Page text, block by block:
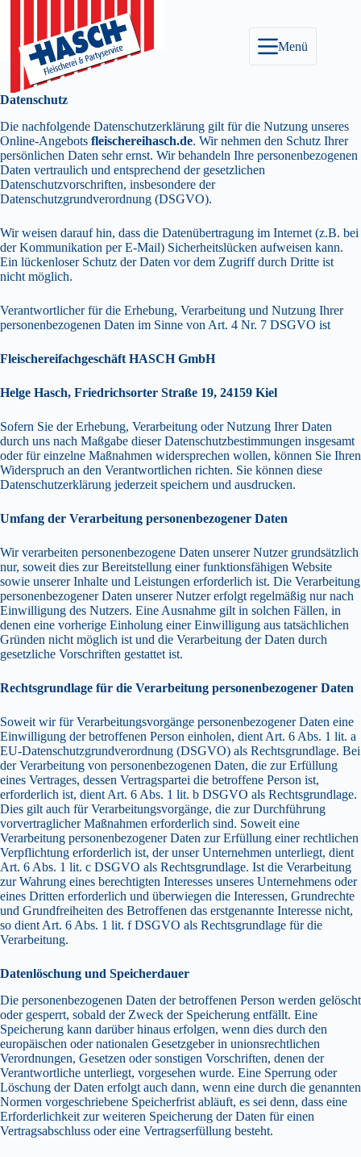
Menü
Datenschutz
Die nachfolgende Datenschutzerklärung gilt für die Nutzung unseres
Online-Angebots fleischereihasch.de. Wir nehmen den Schutz Ihrer
persönlichen Daten sehr ernst. Wir behandeln Ihre personenbezogenen
Daten vertraulich und entsprechend der gesetzlichen
Datenschutzvorschriften, insbesondere der
Datenschutzgrundverordnung (DSGVO).
Wir weisen darauf hin, dass die Datenübertragung im Internet (z.B. bei
der Kommunikation per E-Mail) Sicherheitslücken aufweisen kann.
Ein lückenloser Schutz der Daten vor dem Zugriff durch Dritte ist
nicht möglich.
Verantwortlicher für die Erhebung, Verarbeitung und Nutzung Ihrer
personenbezogenen Daten im Sinne von Art. 4 Nr. 7 DSGVO ist
Fleischereifachgeschäft HASCH GmbH
Helge Hasch, Friedrichsorter Straße 19, 24159 Kiel
Sofern Sie der Erhebung, Verarbeitung oder Nutzung Ihrer Daten
durch uns nach Maßgabe dieser Datenschutzbestimmungen insgesamt
oder für einzelne Maßnahmen widersprechen wollen, können Sie Ihren
Widerspruch an den Verantwortlichen richten. Sie können diese
Datenschutzerklärung jederzeit speichern und ausdrucken.
Umfang der Verarbeitung personenbezogener Daten
Wir verarbeiten personenbezogene Daten unserer Nutzer grundsätzlich
nur, soweit dies zur Bereitstellung einer funktionsfähigen Website
sowie unserer Inhalte und Leistungen erforderlich ist. Die Verarbeitung
personenbezogener Daten unserer Nutzer erfolgt regelmäßig nur nach
Einwilligung des Nutzers. Eine Ausnahme gilt in solchen Fällen, in
denen eine vorherige Einholung einer Einwilligung aus tatsächlichen
Gründen nicht möglich ist und die Verarbeitung der Daten durch
gesetzliche Vorschriften gestattet ist.
Rechtsgrundlage für die Verarbeitung personenbezogener Daten
Soweit wir für Verarbeitungsvorgänge personenbezogener Daten eine
Einwilligung der betroffenen Person einholen, dient Art. 6 Abs. 1 lit. a
EU-Datenschutzgrundverordnung (DSGVO) als Rechtsgrundlage. Bei
der Verarbeitung von personenbezogenen Daten, die zur Erfüllung
eines Vertrages, dessen Vertragspartei die betroffene Person ist,
erforderlich ist, dient Art. 6 Abs. 1 lit. b DSGVO als Rechtsgrundlage.
Dies gilt auch für Verarbeitungsvorgänge, die zur Durchführung
vorvertraglicher Maßnahmen erforderlich sind. Soweit eine
Verarbeitung personenbezogener Daten zur Erfüllung einer rechtlichen
Verpflichtung erforderlich ist, der unser Unternehmen unterliegt, dient
Art. 6 Abs. 1 lit. c DSGVO als Rechtsgrundlage. Ist die Verarbeitung
zur Wahrung eines berechtigten Interesses unseres Unternehmens oder
eines Dritten erforderlich und überwiegen die Interessen, Grundrechte
und Grundfreiheiten des Betroffenen das erstgenannte Interesse nicht,
so dient Art. 6 Abs. 1 lit. f DSGVO als Rechtsgrundlage für die
Verarbeitung.
Datenlöschung und Speicherdauer
Die personenbezogenen Daten der betroffenen Person werden gelöscht
oder gesperrt, sobald der Zweck der Speicherung entfällt. Eine
Speicherung kann darüber hinaus erfolgen, wenn dies durch den
europäischen oder nationalen Gesetzgeber in unionsrechtlichen
Verordnungen, Gesetzen oder sonstigen Vorschriften, denen der
Verantwortliche unterliegt, vorgesehen wurde. Eine Sperrung oder
Löschung der Daten erfolgt auch dann, wenn eine durch die genannten
Normen vorgeschriebene Speicherfrist abläuft, es sei denn, dass eine
Erforderlichkeit zur weiteren Speicherung der Daten für einen
Vertragsabschluss oder eine Vertragserfüllung besteht.